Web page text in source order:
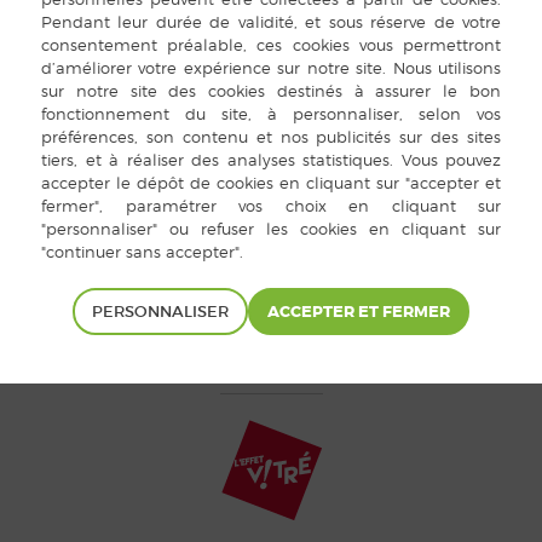
1ère vice-présidente : Jeanine
2ème vice-présidente :
Secrétaire : Agnès PANNETIER
Trésorier : Daniel SILANDE
Trésorier adjoint : Amand
en-Vendelais 2015 |
PERSONNALISER